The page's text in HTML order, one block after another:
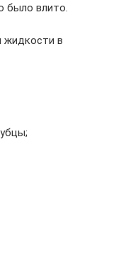
было влито.
жидкости в